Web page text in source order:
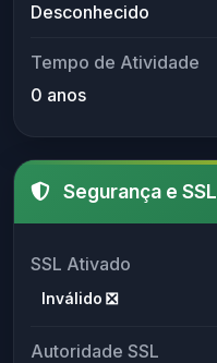
Desconhecido
Tempo de Atividade
0 anos
Segurança e SSL
SSL Ativado
Inválido ❎
Autoridade SSL